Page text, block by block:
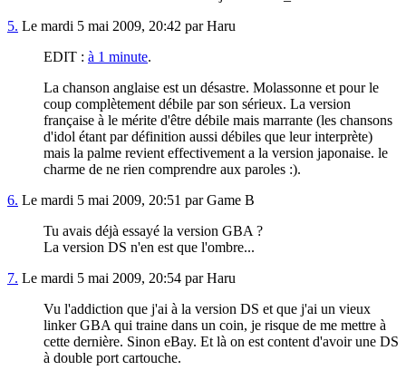
5. Le mardi 5 mai 2009, 20:42 par Haru
EDIT : à 1 minute.
La chanson anglaise est un désastre. Molassonne et pour le
coup complètement débile par son sérieux. La version
française à le mérite d'être débile mais marrante (les chansons
d'idol étant par définition aussi débiles que leur interprète)
mais la palme revient effectivement a la version japonaise. le
charme de ne rien comprendre aux paroles :).
6. Le mardi 5 mai 2009, 20:51 par Game B
Tu avais déjà essayé la version GBA ?
La version DS n'en est que l'ombre...
7. Le mardi 5 mai 2009, 20:54 par Haru
Vu l'addiction que j'ai à la version DS et que j'ai un vieux
linker GBA qui traine dans un coin, je risque de me mettre à
cette dernière. Sinon eBay. Et là on est content d'avoir une DS
à double port cartouche.